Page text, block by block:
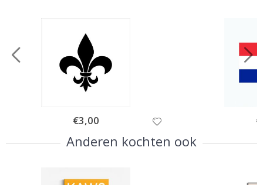
Special
Price
€3,00
Anderen kochten ook